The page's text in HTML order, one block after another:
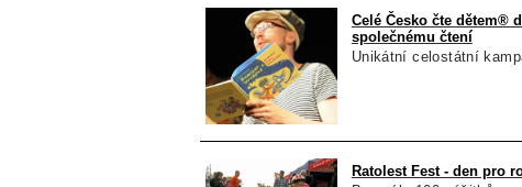
Celé Česko čte dětem®
společnému čtení
Unikátní celostátní
Ratolest Fest - den pro